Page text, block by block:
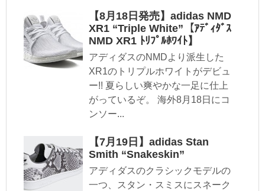
【8月18日発売】adidas NMD
XR1 “Triple White”【ｱﾃﾞｨﾀﾞｽ
NMD XR1 ﾄﾘﾌﾟﾙﾎﾜｲﾄ】
アディダスのNMDより派生した
XR1のトリプルホワイトがデビュ
ー!! 夏らしい爽やかな一足に仕上
がっているぞ。 海外8月18日にコ
ンソー...
【7月19日】adidas Stan
Smith “Snakeskin”
アディダスのクラシックモデルの
一つ、スタン・スミスにスネーク